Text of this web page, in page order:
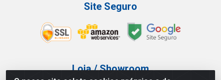
Site Seguro
Loja / Showroom